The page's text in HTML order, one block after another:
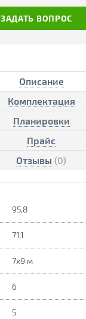
ЗАДАТЬ ВОПРОС
Описание
Комплектация
Планировки
Прайс
Отзывы (0)
95,8
71,1
7х9 м
6
5